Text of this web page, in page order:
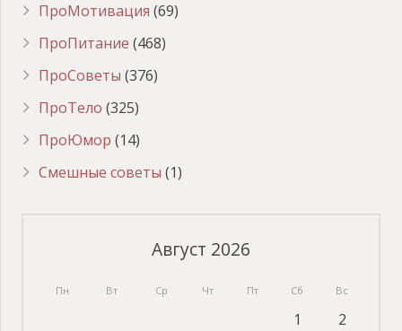
ПроМотивация (69)
ПроПитание (468)
ПроСоветы (376)
ПроТело (325)
ПроЮмор (14)
Смешные советы (1)
Август 2026
Пн Вт Ср Чт Пт Сб Вс
1
2